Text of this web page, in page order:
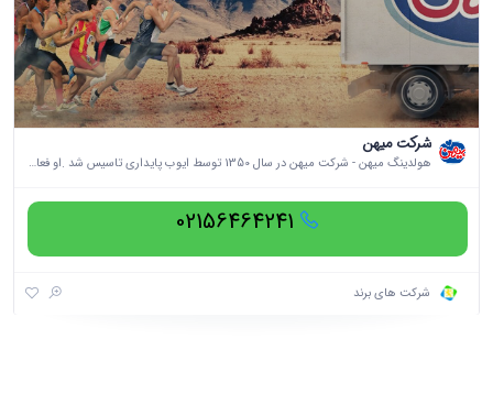
شرکت میهن
هولدینگ میهن - شرکت میهن در سال 1350 توسط ایوب پایداری تاسیس شد .او فعالیت خود را از نوجوانی با فروش بستنی به وسیله چرخ دستی آغاز کرد.
02156464241
شرکت های برند